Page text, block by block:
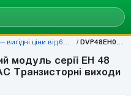
ціни від 677 грн DVP48EH00T2
модуль серії EH 48
Транзисторні виходи